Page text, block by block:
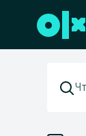
Перейти к